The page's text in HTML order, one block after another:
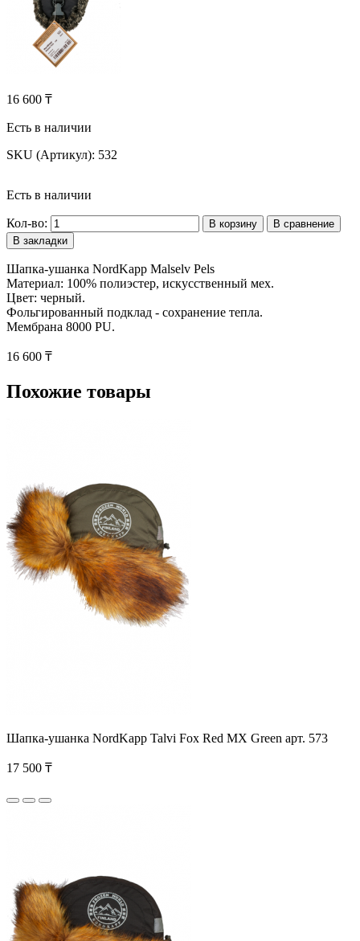
16 600 ₸
Есть в наличии
SKU (Артикул): 532
Есть в наличии
Кол-во: В корзину
В сравнение
В закладки
Шапка-ушанка NordKapp Malselv Pels
Материал: 100% полиэстер, искусственный мех.
Цвет: черный.
Фольгированный подклад - сохранение тепла.
Мембрана 8000 PU.
16 600 ₸
Похожие товары
Шапка-ушанка NordKapp Talvi Fox Red MX Green арт. 573
17 500 ₸